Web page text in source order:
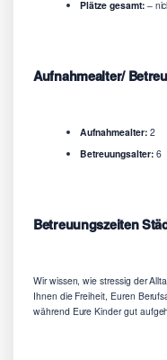
Plätze gesamt:–
Aufnahmealter/
Aufnahmealter:2
Betreuungsalter:6
Betreuungszeiten
Wir wissen, wie stressig der
Ihnen die Freiheit, Euren
während Eure Kinder gut